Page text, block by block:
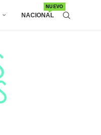
NACIONAL
NUEVO